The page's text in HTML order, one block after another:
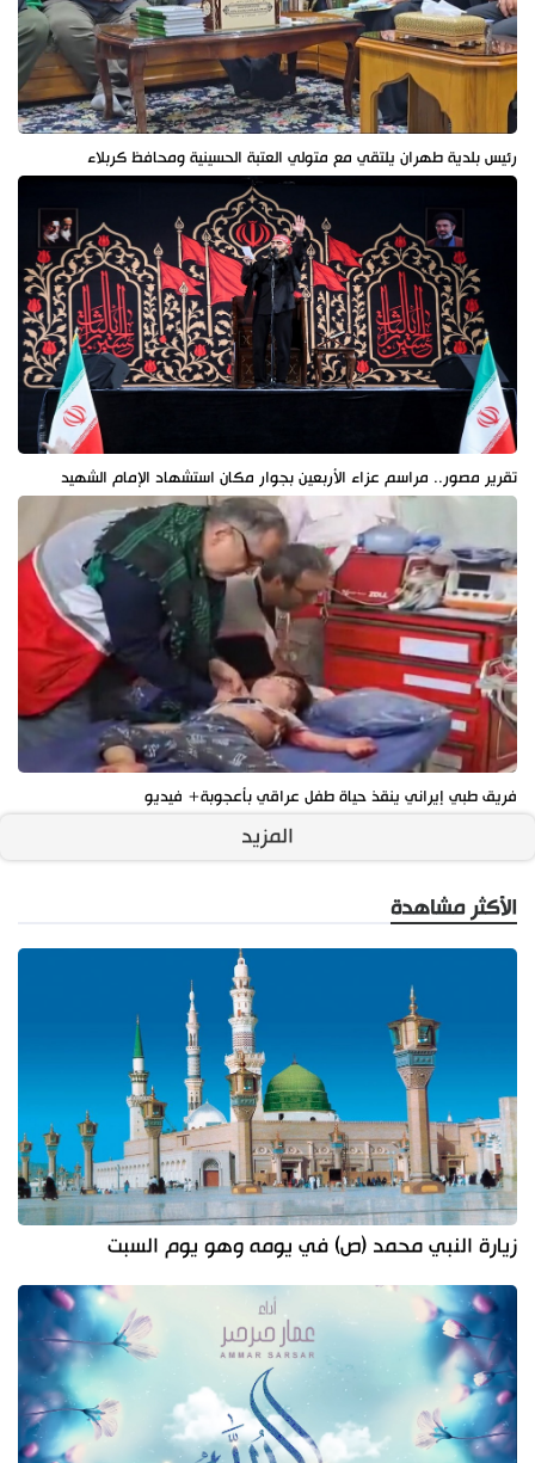
رئيس بلدية طهران يلتقي مع متولي العتبة الحسينية ومحافظ كربلاء
تقرير مصور.. مراسم عزاء الأربعين بجوار مكان استشهاد الإمام الشهيد
فريق طبي إيراني ينقذ حياة طفل عراقي بأعجوبة+ فيديو
المزيد
الأكثر مشاهدة
زيارة النبي محمد (ص) في يومه وهو يوم السبت